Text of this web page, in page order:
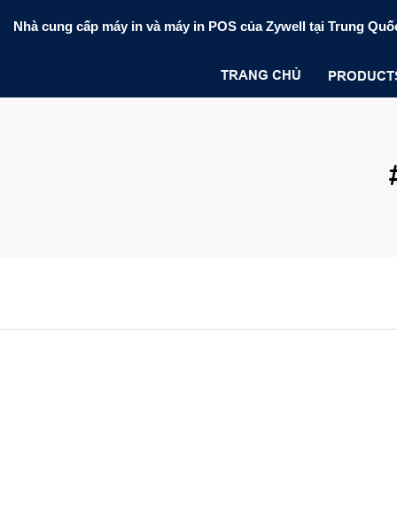
Nhà cung cấp máy in và máy in POS của Zywell tại Trung
TRANG CHỦ